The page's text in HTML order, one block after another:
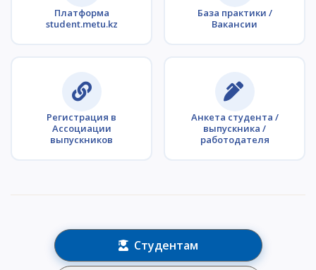
Платформа
student.metu.kz
База практики /
Вакансии
Регистрация в
Ассоциации
выпускников
Анкета студента /
выпускника /
работодателя
Студентам